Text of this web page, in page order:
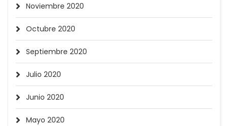
Noviembre 2020
Octubre 2020
Septiembre 2020
Julio 2020
Junio 2020
Mayo 2020